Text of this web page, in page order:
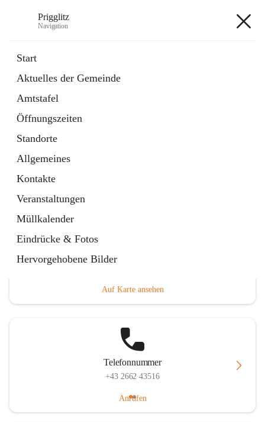
Prigglitz
Navigation
Start
Aktuelles der Gemeinde
Amtstafel
Öffnungszeiten
Standorte
Allgemeines
Kontakte
Veranstaltungen
Müllkalender
Eindrücke & Fotos
Hervorgehobene Bilder
Externe Webseite
in
Tab
Gemeindezeitung
Ordner
öffnet
in
neuem
Tab
Hauptadresse
Auf Karte ansehen
Telefonnummer
+43 2662 43516
Anrufen